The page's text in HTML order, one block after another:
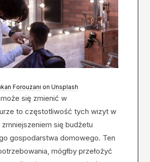
Forouzani on Unsplash
się zmienić w
to częstotliwość tych wizyt w
się budżetu
gospodarstwa domowego. Ten
mógłby przełożyć